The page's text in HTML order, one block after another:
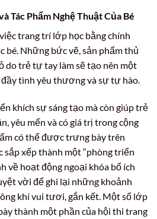
Tác Phẩm Nghệ Thuật Của Bé
trang trí lớp học bằng chính
bé. Những bức vẽ, sản phẩm thủ
do trẻ tự tay làm sẽ tạo nên một
đầy tình yêu thương và sự tự hào.
khích sự sáng tạo mà còn giúp trẻ
yêu mến và có giá trị trong cộng
có thể được trưng bày trên
xếp thành một “phòng triển
về hoạt động ngoại khóa bổ ích
vời để ghi lại những khoảnh
khí vui tươi, gắn kết. Một số lớp
thành một phần của hội thi trang